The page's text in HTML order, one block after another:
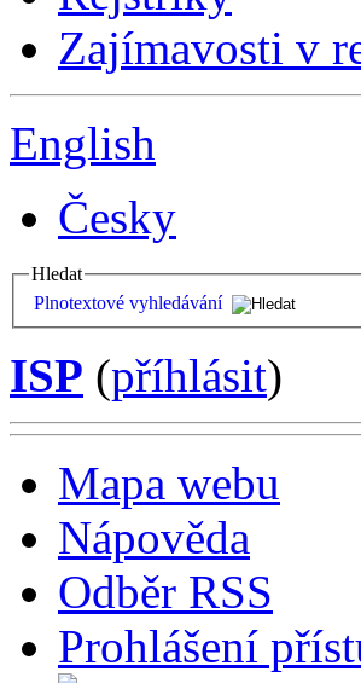
Zajímavosti v
English
Česky
Hledat
Plnotextové vyhledávání
ISP (příhlásit)
Mapa webu
Nápověda
Odběr RSS
Prohlášení